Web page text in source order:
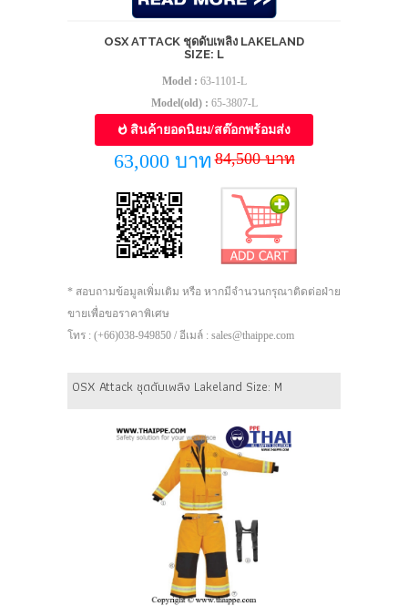
OSX ATTACK ชุดดับเพลิง LAKELAND
SIZE: L
Model : 63-1101-L
Model(old) : 65-3807-L
สินค้ายอดนิยม/สต๊อกพร้อมส่ง
63,000 บาท 84,500 บาท
* สอบถามข้อมูลเพิ่มเติม หรือ หากมีจำนวนกรุณาติดต่อฝ่าย
ขายเพื่อขอราคาพิเศษ
โทร : (+66)038-949850 / อีเมล์ : sales@thaippe.com
OSX Attack ชุดดับเพลิง Lakeland Size: M